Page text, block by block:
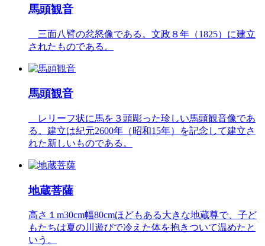
馬頭観音
三面八臂の忿怒像である。文政８年（1825）に建立
されたものである。
馬頭観音
レリーフ状に馬を３頭彫った珍しい馬頭観音像であ
る。建立は紀元2600年（昭和15年）を記念して建立さ
れた新しいものである。
地蔵菩薩
高さ１m30cm幅80cmほどもある大きな地蔵尊で、子ど
もたちは夏の川遊びで冷えた体を抱きついて温めたと
いう。